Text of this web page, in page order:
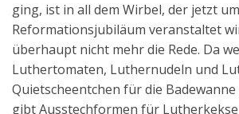
ging, ist in all dem Wirbel, der jetzt
Reformationsjubiläum veranstaltet
überhaupt nicht mehr die Rede. Da
Luthertomaten, Luthernudeln und
Quietscheentchen für die
gibt Ausstechformen für